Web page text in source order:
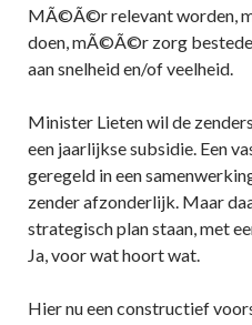
MÃ©Ã©r relevant worden,
doen, mÃ©Ã©r zorg
aan snelheid en/of veelheid.
Minister Lieten wil de
een jaarlijkse subsidie. Een
geregeld in een
zender afzonderlijk. Maar
strategisch plan staan, met
Ja, voor wat hoort wat.
Hier nu een constructief